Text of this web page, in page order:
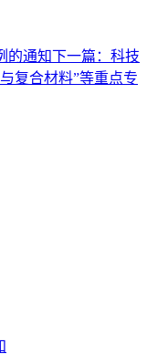
的通知下一篇： 科技
复合材料”等重点专